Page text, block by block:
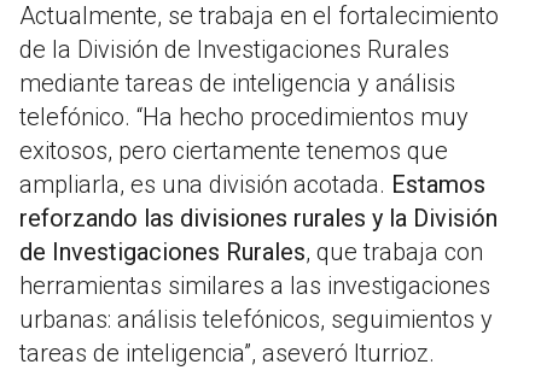
Actualmente, se trabaja en el fortalecimiento
de la División de Investigaciones Rurales
mediante tareas de inteligencia y análisis
telefónico. “Ha hecho procedimientos muy
exitosos, pero ciertamente tenemos que
ampliarla, es una división acotada. Estamos
reforzando las divisiones rurales y la División
de Investigaciones Rurales, que trabaja con
herramientas similares a las investigaciones
urbanas: análisis telefónicos, seguimientos y
tareas de inteligencia”, aseveró Iturrioz.